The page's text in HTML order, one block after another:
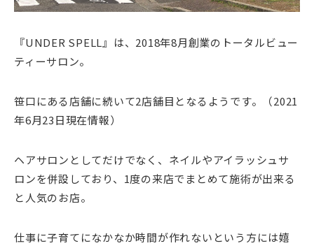
『UNDER SPELL』は、2018年8月創業のトータルビュー
ティーサロン。
笹口にある店舗に続いて2店舗目となるようです。（2021
年6月23日現在情報）
ヘアサロンとしてだけでなく、ネイルやアイラッシュサ
ロンを併設しており、1度の来店でまとめて施術が出来る
と人気のお店。
仕事に子育てになかなか時間が作れないという方には嬉